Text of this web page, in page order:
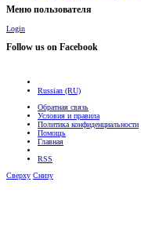
Меню пользователя
Login
Follow us on Facebook
Russian (RU)
Обратная связь
Условия и правила
Политика конфиденциальности
Помощь
Главная
RSS
Сверху Снизу